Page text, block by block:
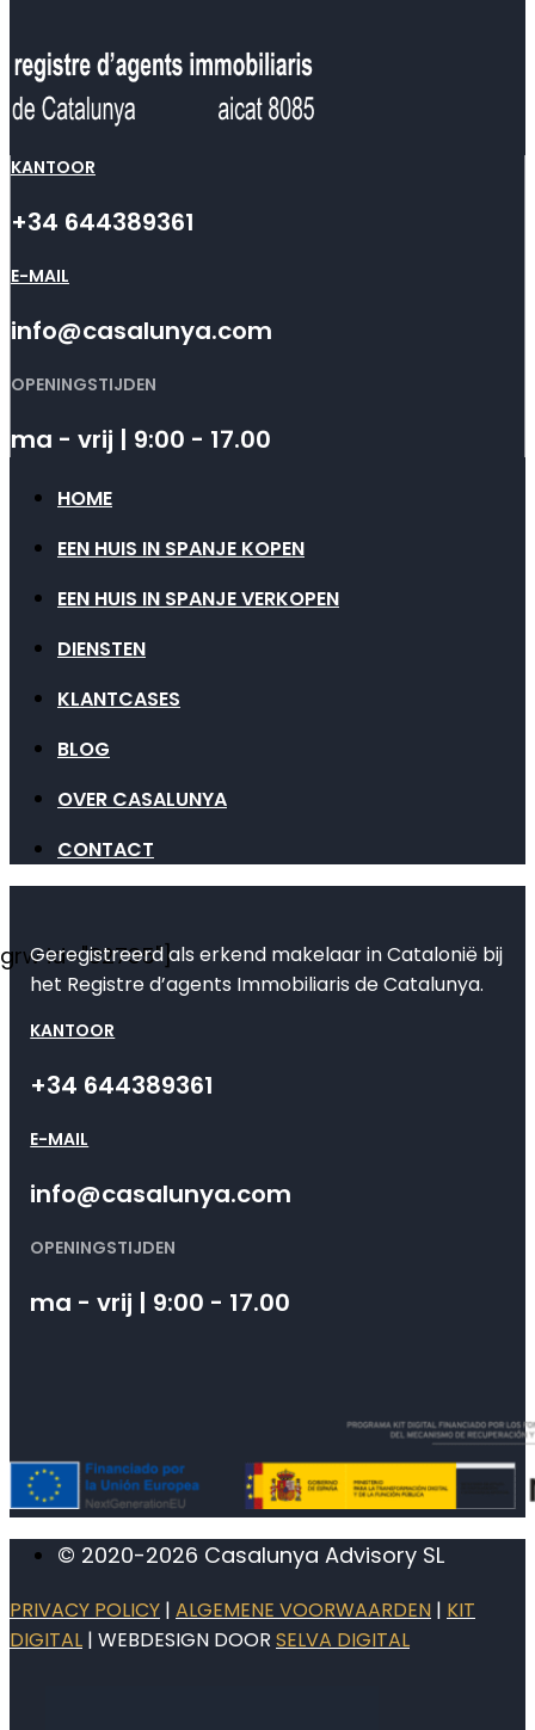
KANTOOR
+34 644389361
E-MAIL
info@casalunya.com
OPENINGSTIJDEN
ma - vrij | 9:00 - 17.00
HOME
EEN HUIS IN SPANJE KOPEN
EEN HUIS IN SPANJE VERKOPEN
DIENSTEN
KLANTCASES
BLOG
OVER CASALUNYA
CONTACT
id="82735"]
Geregistreerd als erkend makelaar in Catalonië bij
het Registre d’agents Immobiliaris de Catalunya.
KANTOOR
+34 644389361
E-MAIL
info@casalunya.com
OPENINGSTIJDEN
ma - vrij | 9:00 - 17.00
© 2020-2026 Casalunya Advisory SL
PRIVACY POLICY | ALGEMENE VOORWAARDEN | KIT
DIGITAL | WEBDESIGN DOOR SELVA DIGITAL